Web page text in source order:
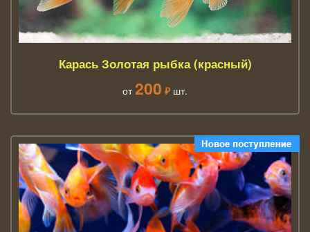
Карась Золотая рыбка (красный)
от 200 ₽ шт.